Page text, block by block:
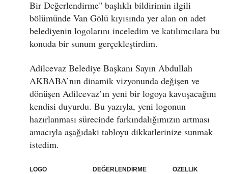
Bir Değerlendirme" başlıklı bildirimin ilgili
bölümünde Van Gölü kıyısında yer alan on adet
belediyenin logolarını inceledim ve katılımcılara bu
konuda bir sunum gerçekleştirdim.
Adilcevaz Belediye Başkanı Sayın Abdullah
AKBABA’nın dinamik vizyonunda değişen ve
dönüşen Adilcevaz’ın yeni bir logoya kavuşacağını
kendisi duyurdu. Bu yazıyla, yeni logonun
hazırlanması sürecinde farkındalığımızın artması
amacıyla aşağıdaki tabloyu dikkatlerinize sunmak
istedim.
LOGO DEĞERLENDİRME ÖZELLİK